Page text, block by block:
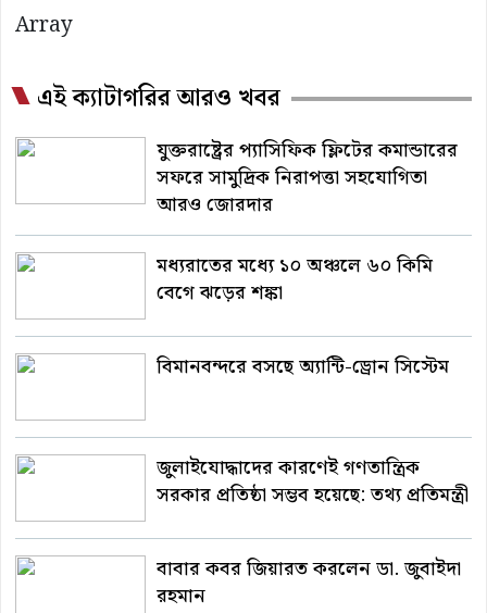
Array
এই ক্যাটাগরির আরও খবর
যুক্তরাষ্ট্রের প্যাসিফিক ফ্লিটের কমান্ডারের
সফরে সামুদ্রিক নিরাপত্তা সহযোগিতা
আরও জোরদার
মধ্যরাতের মধ্যে ১০ অঞ্চলে ৬০ কিমি
বেগে ঝড়ের শঙ্কা
বিমানবন্দরে বসছে অ্যান্টি-ড্রোন সিস্টেম
জুলাইযোদ্ধাদের কারণেই গণতান্ত্রিক
সরকার প্রতিষ্ঠা সম্ভব হয়েছে: তথ্য প্রতিমন্ত্রী
বাবার কবর জিয়ারত করলেন ডা. জুবাইদা
রহমান